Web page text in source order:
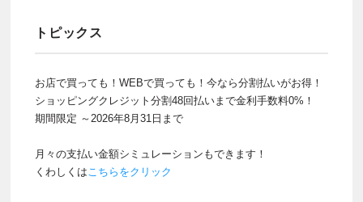
トピックス
お店で買っても！WEBで買っても！今なら分割払いがお得！
ショッピングクレジット分割48回払いまで金利手数料0%！
期間限定 ～2026年8月31日まで
月々の支払い金額シミュレーションもできます！
くわしくはこちらをクリック